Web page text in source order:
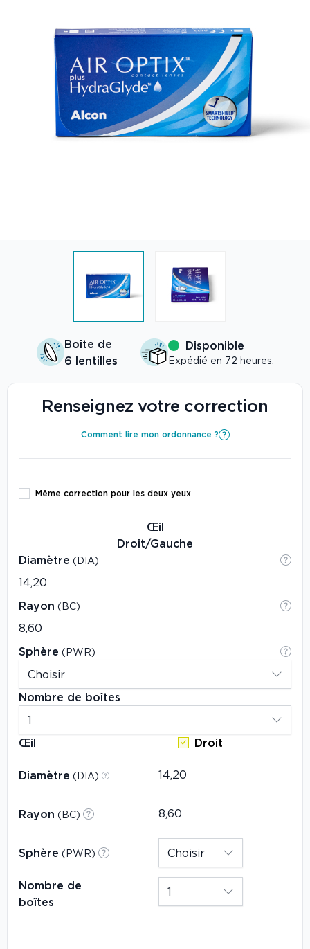
Boîte de
6 lentilles
Disponible
Expédié en 72 heures.
Renseignez votre correction
Comment lire mon ordonnance ?
Même correction pour les deux yeux
Œil
Droit/Gauche
Diamètre (DIA)
Rayon (BC)
Sphère (PWR)
Nombre de boîtes
Œil Droit
Diamètre (DIA)
Rayon (BC)
Sphère (PWR)
Nombre de
boîtes